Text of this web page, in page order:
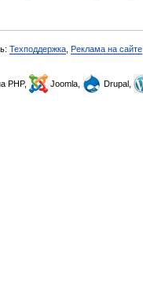
Техподдержка Реклама на сайте
PHP, Joomla, Drupal,